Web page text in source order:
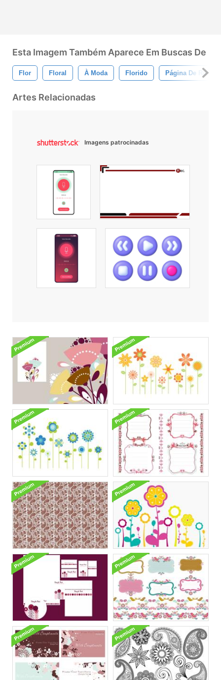
Esta Imagem Também Aparece Em Buscas De
Flor Floral À Moda Florido Página De
Artes Relacionadas
Imagens patrocinadas